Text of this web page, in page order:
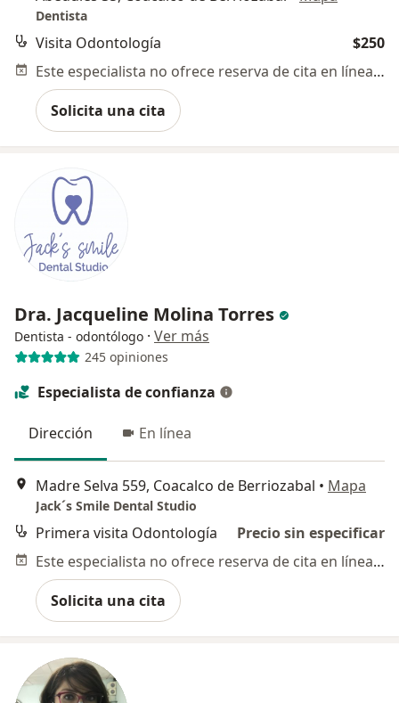
Dentista
Visita Odontología
$250
Este especialista no ofrece reserva de cita en línea en esta dirección.
Solicita una cita
Dra. Jacqueline Molina Torres
Dentista - odontólogo · Ver más
245 opiniones
Especialista de confianza
Dirección En línea
Madre Selva 559, Coacalco de Berriozabal • Mapa
Jack´s Smile Dental Studio
Primera visita Odontología
Precio sin especificar
Este especialista no ofrece reserva de cita en línea en esta dirección.
Solicita una cita